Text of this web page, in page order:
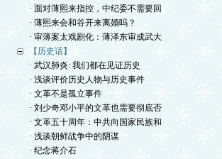
· 面对薄熙来指控，中纪委不需要回
· 薄熙来会和谷开来离婚吗？
· 审薄案太戏剧化：薄泽东审成武大
【历史话】
· 武汉肺炎: 我们都在见证历史
· 浅谈评价历史人物与历史事件
· 文革不是孤立事件
· 刘少奇邓小平的文革也需要彻底否
· 文革五十周年：中共向国家民族和
· 浅谈朝鲜战争中的阴谋
· 纪念蒋介石